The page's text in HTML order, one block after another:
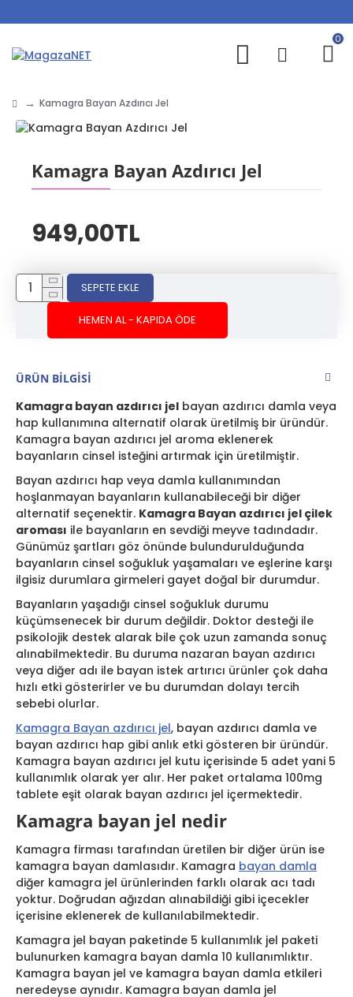
0
Kamagra Bayan Azdırıcı Jel
Kamagra Bayan Azdırıcı Jel
949,00TL
SEPETE EKLE
HEMEN AL - KAPIDA ÖDE
ÜRÜN BILGISI
Kamagra bayan azdırıcı jel bayan azdırıcı damla veya
hap kullanımına alternatif olarak üretilmiş bir üründür.
Kamagra bayan azdırıcı jel aroma eklenerek
bayanların cinsel isteğini artırmak için üretilmiştir.
Bayan azdırıcı hap veya damla kullanımından
hoşlanmayan bayanların kullanabileceği bir diğer
alternatif seçenektir. Kamagra Bayan azdırıcı jel çilek
aroması ile bayanların en sevdiği meyve tadındadır.
Günümüz şartları göz önünde bulundurulduğunda
bayanların cinsel soğukluk yaşamaları ve eşlerine karşı
ilgisiz durumlara girmeleri gayet doğal bir durumdur.
Bayanların yaşadığı cinsel soğukluk durumu
küçümsenecek bir durum değildir. Doktor desteği ile
psikolojik destek alarak bile çok uzun zamanda sonuç
alınabilmektedir. Bu duruma nazaran bayan azdırıcı
veya diğer adı ile bayan istek artırıcı ürünler çok daha
hızlı etki gösterirler ve bu durumdan dolayı tercih
sebebi olurlar.
Kamagra Bayan azdırıcı jel, bayan azdırıcı damla ve
bayan azdırıcı hap gibi anlık etki gösteren bir üründür.
Kamagra bayan azdırıcı jel kutu içerisinde 5 adet yani 5
kullanımlık olarak yer alır. Her paket ortalama 100mg
tablete eşit olarak bayan azdırıcı jel içermektedir.
Kamagra bayan jel nedir
Kamagra firması tarafından üretilen bir diğer ürün ise
kamagra bayan damlasıdır. Kamagra bayan damla
diğer kamagra jel ürünlerinden farklı olarak acı tadı
yoktur. Doğrudan ağızdan alınabildiği gibi içecekler
içerisine eklenerek de kullanılabilmektedir.
Kamagra jel bayan paketinde 5 kullanımlık jel paketi
bulunurken kamagra bayan damla 10 kullanımlıktır.
Kamagra bayan jel ve kamagra bayan damla etkileri
neredeyse aynıdır. Kamagra bayan damla jel